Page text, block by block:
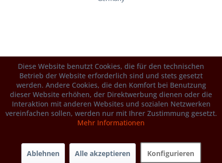
Diese Website benutzt Cookies, die für den technischen
Betrieb der Website erforderlich sind und stets gesetzt
werden. Andere Cookies, die den Komfort bei Benutzung
dieser Website erhöhen, der Direktwerbung dienen oder die
Interaktion mit anderen Websites und sozialen Netzwerken
vereinfachen sollen, werden nur mit Ihrer Zustimmung gesetzt.
Mehr Informationen
Ablehnen Alle akzeptieren Konfigurieren